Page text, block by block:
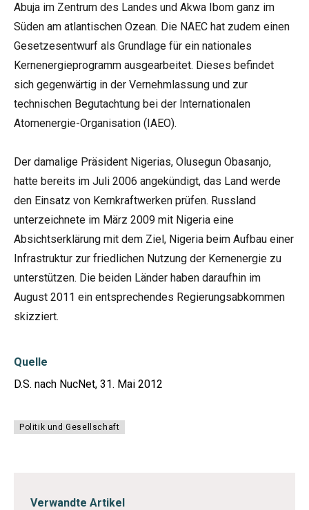
Abuja im Zentrum des Landes und Akwa Ibom ganz im
Süden am atlantischen Ozean. Die NAEC hat zudem einen
Gesetzesentwurf als Grundlage für ein nationales
Kernenergieprogramm ausgearbeitet. Dieses befindet
sich gegenwärtig in der Vernehmlassung und zur
technischen Begutachtung bei der Internationalen
Atomenergie-Organisation (IAEO).
Der damalige Präsident Nigerias, Olusegun Obasanjo,
hatte bereits im Juli 2006 angekündigt, das Land werde
den Einsatz von Kernkraftwerken prüfen. Russland
unterzeichnete im März 2009 mit Nigeria eine
Absichtserklärung mit dem Ziel, Nigeria beim Aufbau einer
Infrastruktur zur friedlichen Nutzung der Kernenergie zu
unterstützen. Die beiden Länder haben daraufhin im
August 2011 ein entsprechendes Regierungsabkommen
skizziert.
Quelle
D.S. nach NucNet, 31. Mai 2012
Politik und Gesellschaft
Verwandte Artikel